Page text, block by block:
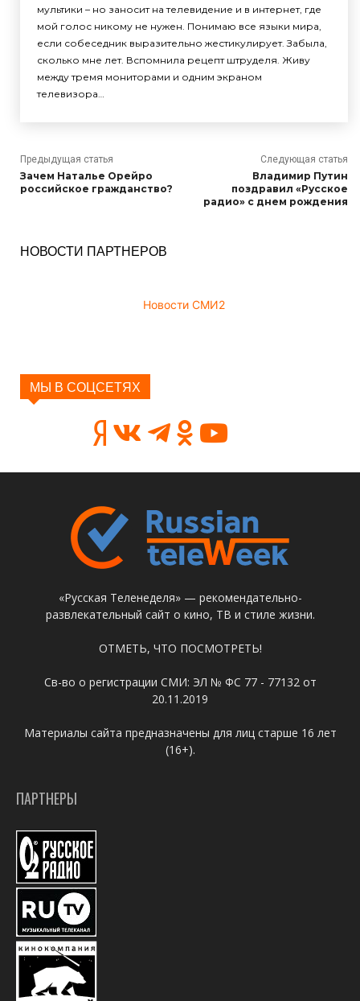
мультики – но заносит на телевидение и в интернет, где
мой голос никому не нужен. Понимаю все языки мира,
если собеседник выразительно жестикулирует. Забыла,
сколько мне лет. Вспомнила рецепт штруделя. Живу
между тремя мониторами и одним экраном
телевизора…
Предыдущая статья
Зачем Наталье Орейро
российское гражданство?
Следующая статья
Владимир Путин
поздравил «Русское
радио» с днем рождения
НОВОСТИ ПАРТНЕРОВ
Новости СМИ2
МЫ В СОЦСЕТЯХ
«Русская Теленеделя» — рекомендательно-
развлекательный сайт о кино, ТВ и стиле жизни.
ОТМЕТЬ, ЧТО ПОСМОТРЕТЬ!
Св-во о регистрации СМИ: ЭЛ № ФС 77 - 77132 от
20.11.2019
Материалы сайта предназначены для лиц старше 16 лет
(16+).
ПАРТНЕРЫ